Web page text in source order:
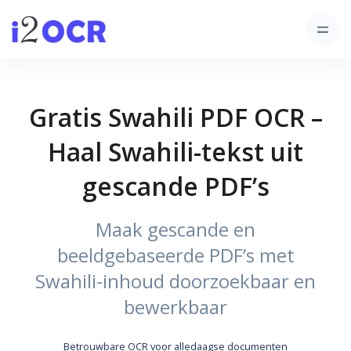
Gratis Swahili PDF OCR –
Haal Swahili-tekst uit
gescande PDF’s
Maak gescande en
beeldgebaseerde PDF’s met
Swahili-inhoud doorzoekbaar en
bewerkbaar
Betrouwbare OCR voor alledaagse documenten